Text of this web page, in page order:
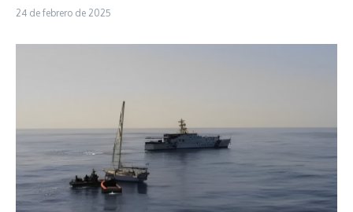
24 de febrero de 2025